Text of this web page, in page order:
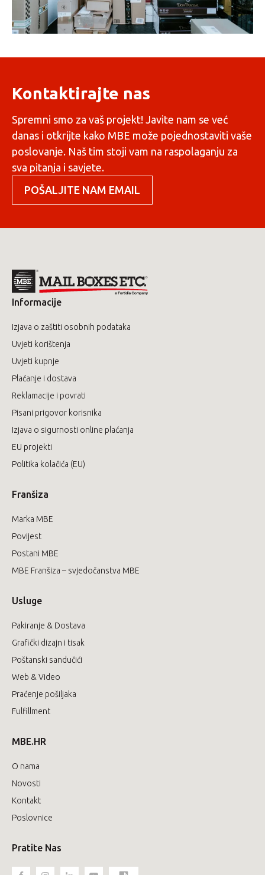
Kontaktirajte nas
Spremni smo za vaš projekt! Javite nam se već
danas i otkrijte kako MBE može pojednostaviti vaše
poslovanje. Naš tim stoji vam na raspolaganju za
sva pitanja i savjete.
POŠALJITE NAM EMAIL
Informacije
Izjava o zaštiti osobnih podataka
Uvjeti korištenja
Uvjeti kupnje
Plaćanje i dostava
Reklamacije i povrati
Pisani prigovor korisnika
Izjava o sigurnosti online plaćanja
EU projekti
Politika kolačića (EU)
Franšiza
Marka MBE
Povijest
Postani MBE
MBE Franšiza – svjedočanstva MBE
Usluge
Pakiranje & Dostava
Grafički dizajn i tisak
Poštanski sandučići
Web & Video
Praćenje pošiljaka
Fulfillment
MBE.HR
O nama
Novosti
Kontakt
Poslovnice
Pratite Nas